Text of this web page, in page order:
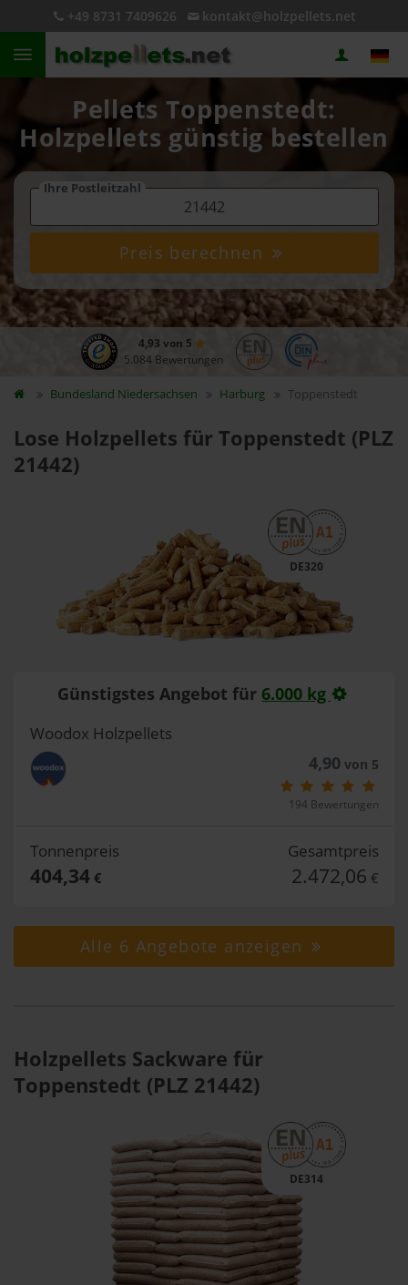
+49 8731 7409626 kontakt@holzpellets.net
Pellets Toppenstedt:
Holzpellets günstig bestellen
Ihre Postleitzahl
Preis berechnen
4,93 von 5
5.084 Bewertungen
Bundesland Niedersachsen Harburg Toppenstedt
Lose Holzpellets für Toppenstedt (PLZ
21442)
DE320
Günstigstes Angebot für 6.000 kg
Woodox Holzpellets
4,90 von 5
194 Bewertungen
Tonnenpreis
404,34€
Gesamtpreis
2.472,06 €
Alle 6 Angebote anzeigen
Holzpellets Sackware für
Toppenstedt (PLZ 21442)
DE314